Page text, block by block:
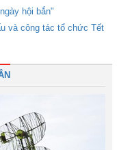
hội bắn"
và công tác tổ chức Tết